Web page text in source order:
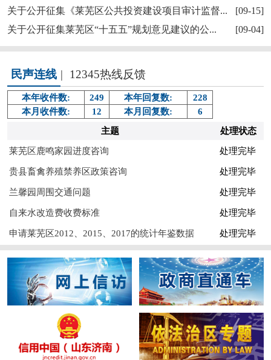
关于公开征集《莱芜区公共投资建设项目审计监督...
[09-15]
关于公开征集莱芜区“十五五”规划意见建议的公...
[09-04]
民声连线 | 12345热线反馈